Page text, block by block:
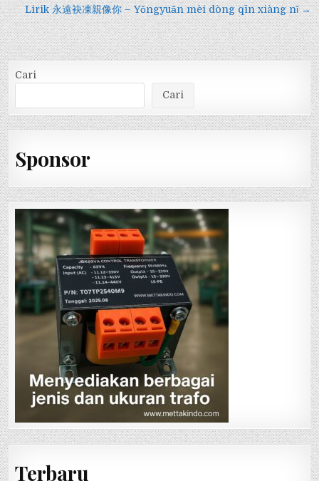
posLirik 永遠袂凍親像你 – Yǒngyuǎn mèi dòng qīn xiàng nǐ →
Cari
Cari
Sponsor
Terbaru